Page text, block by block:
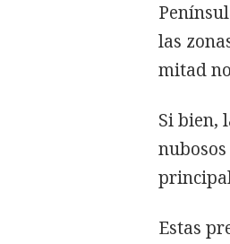
las
mitad
Si bien,
Estas